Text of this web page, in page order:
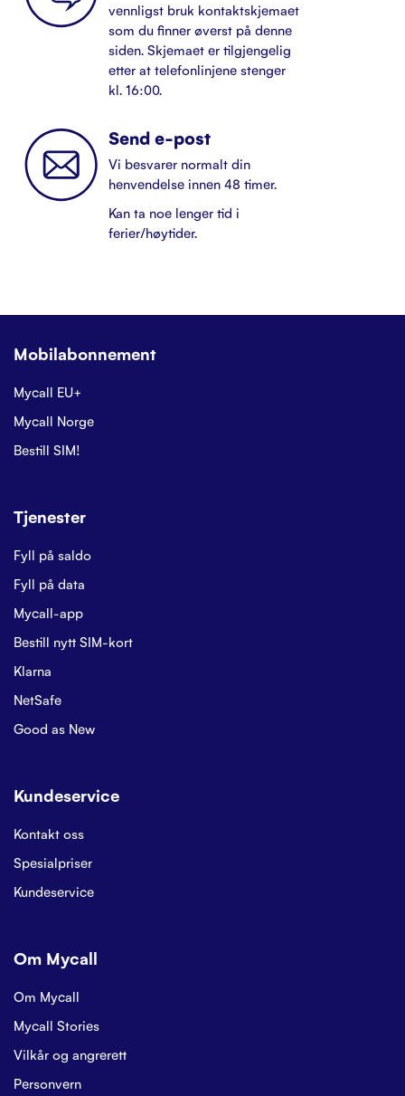
vennligst bruk kontaktskjemaet
som du finner øverst på denne
siden. Skjemaet er tilgjengelig
etter at telefonlinjene stenger
kl. 16:00.
Send e-post
Vi besvarer normalt din
henvendelse innen 48 timer.
Kan ta noe lenger tid i
ferier/høytider.
Mobilabonnement
Mycall EU+
Mycall Norge
Bestill SIM!
Tjenester
Fyll på saldo
Fyll på data
Mycall-app
Bestill nytt SIM-kort
Klarna
NetSafe
Good as New
Kundeservice
Kontakt oss
Spesialpriser
Kundeservice
Om Mycall
Om Mycall
Mycall Stories
Vilkår og angrerett
Personvern